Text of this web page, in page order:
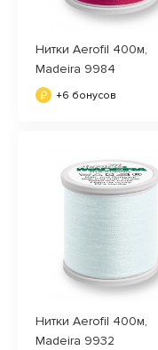
Нитки Aerofil 400м,
Madeira 9984
+6 бонусов
Нитки Aerofil 400м,
Madeira 9932